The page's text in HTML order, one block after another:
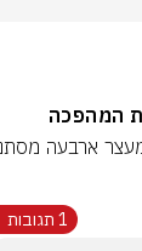
1 תגובות